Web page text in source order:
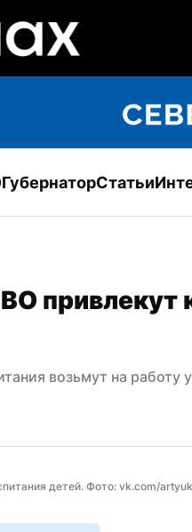
ГубернаторСтатьи
привлекут
возьмут на работу
детей. Фото: vk.com/